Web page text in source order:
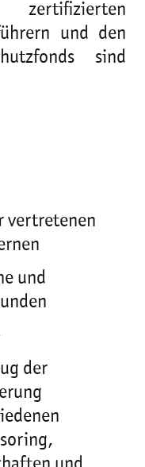
zertifizierten
und den
sind
vertretenen
und
der